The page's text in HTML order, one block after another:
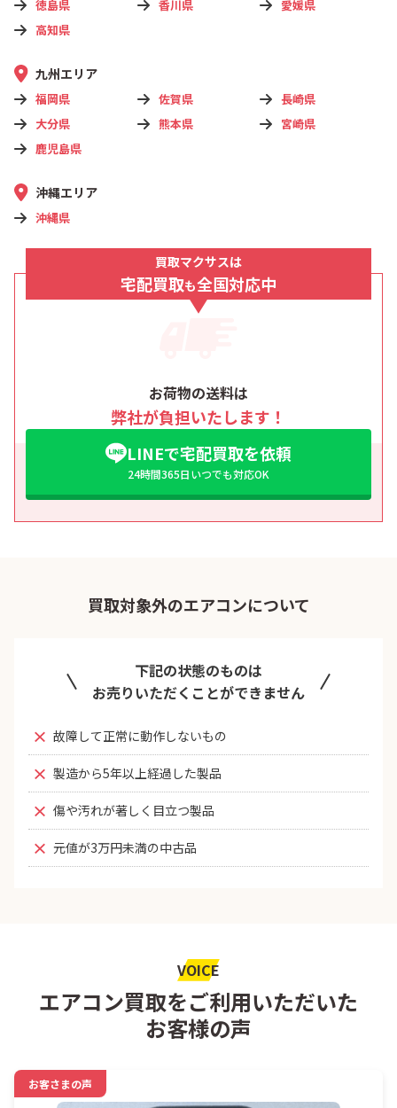
徳島県 香川県
愛媛県
高知県
九州エリア
福岡県 佐賀県
長崎県
大分県
熊本県
宮崎県
鹿児島県
沖縄エリア
沖縄県
買取マクサスは
宅配買取も全国対応中
お荷物の送料は
弊社が負担いたします！
LINEで宅配買取を依頼
24時間365日いつでも対応OK
買取対象外のエアコンについて
下記の状態のものは
お売りいただくことができません
故障して正常に動作しないもの
製造から5年以上経過した製品
傷や汚れが著しく目立つ製品
元値が3万円未満の中古品
VOICE
エアコン買取をご利用いただいた
お客様の声
お客さまの声